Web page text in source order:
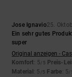
Jose Ignavio25.
Ein sehr gutes
super
Original anzeigen -
Komfort: 5/5 Preis-
Material : 5 /5 Farbe: 5/